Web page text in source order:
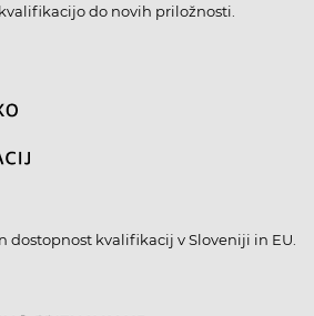
do novih priložnosti.
dostopnost kvalifikacij v Sloveniji in EU.